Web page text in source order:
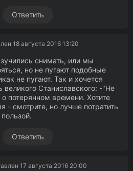
Ответить
18 августа 2016 13:20
снимать, или мы
но не пугают подобные
не пугают. Так и хочется
великого Станиславского: -"Не
потерянном времени. Хотите
- смотрите, но лучше потратить
Ответить
17 августа 2016 20:00